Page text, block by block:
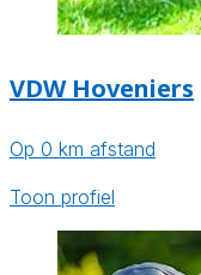
VDW Hoveniers
Op 0 km afstand
Toon profiel